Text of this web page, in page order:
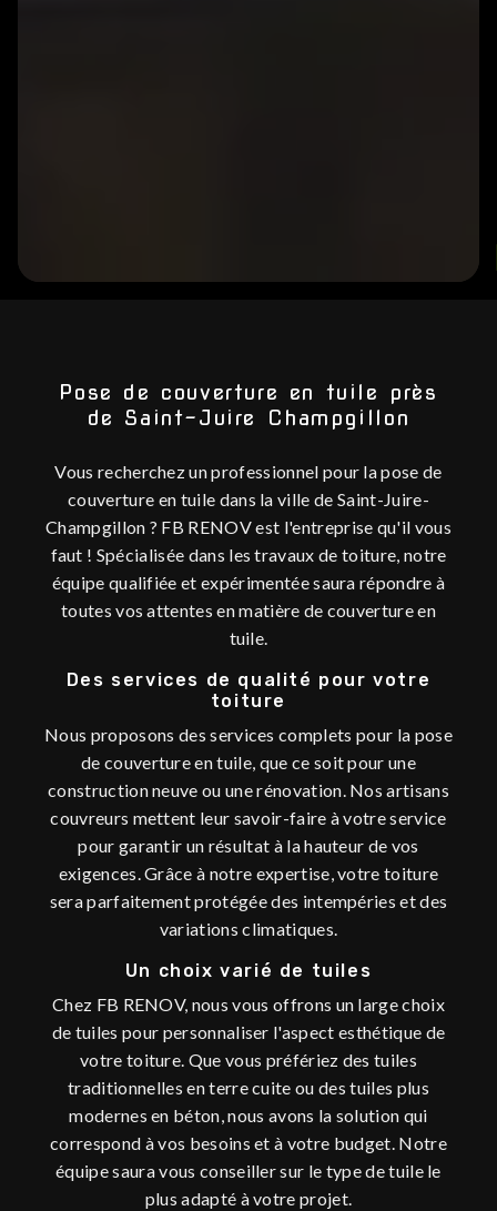
Pose de couverture en tuile près
de Saint-Juire Champgillon
POSE
Vous recherchez un professionnel pour la pose de
couverture en tuile dans la ville de Saint-Juire-
Champgillon ? FB RENOV est l'entreprise qu'il vous
faut ! Spécialisée dans les travaux de toiture, notre
équipe qualifiée et expérimentée saura répondre à
toutes vos attentes en matière de couverture en
tuile.
Des services de qualité pour votre
toiture
Nous proposons des services complets pour la pose
de couverture en tuile, que ce soit pour une
construction neuve ou une rénovation. Nos artisans
couvreurs mettent leur savoir-faire à votre service
pour garantir un résultat à la hauteur de vos
exigences. Grâce à notre expertise, votre toiture
sera parfaitement protégée des intempéries et des
variations climatiques.
Un choix varié de tuiles
Chez FB RENOV, nous vous offrons un large choix
de tuiles pour personnaliser l'aspect esthétique de
votre toiture. Que vous préfériez des tuiles
traditionnelles en terre cuite ou des tuiles plus
modernes en béton, nous avons la solution qui
correspond à vos besoins et à votre budget. Notre
équipe saura vous conseiller sur le type de tuile le
plus adapté à votre projet.